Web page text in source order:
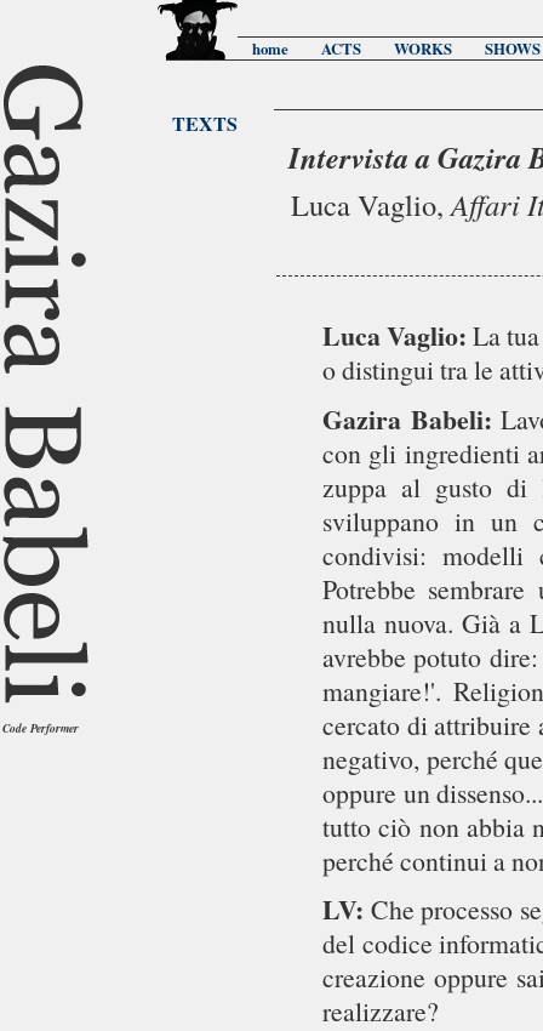
home ACTS WORKS SHOWS
Code Performer
TEXTS
Intervista a Gazira
Luca Vaglio,Affari
Luca Vaglio:La
o distingui tra le
Gazira Babeli:
con gli ingredienti
zuppa al gusto di
sviluppano in un
condivisi: modelli
Potrebbe
nulla nuova. Già a
avrebbe potuto
mangiare!'.
cercato di attribuire
negativo, perché
oppure un
tutto ciò non abbia
perché continui a
LV: Che processo
del codice
creazione oppure
realizzare?